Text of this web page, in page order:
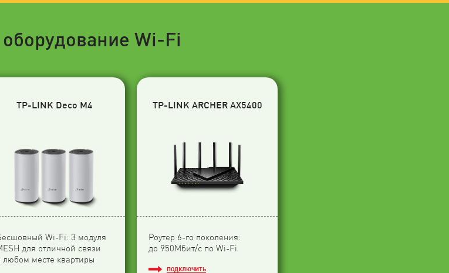
Wi-Fi
TP-LINK Deco M4
Wi-Fi: 3 модуля
для отличной связи
любом месте квартиры
TP-LINK ARCHER AX5400
Роутер 6-го поколения:
до 950Мбит/с по Wi-Fi
ПОДКЛЮЧИТЬ